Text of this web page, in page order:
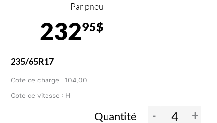
Par pneu
23295$
235/65R17
Cote de charge : 104,00
Cote de vitesse : H
Quantité - +